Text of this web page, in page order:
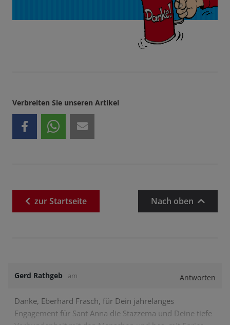
Verbreiten Sie unseren Artikel
zurStartseite Nach oben
Gerd Rathgeb am Antworten
Danke, Eberhard Frasch, für Dein jahrelanges
Engagement für Sant Anna die Stazzema und Deine tiefe